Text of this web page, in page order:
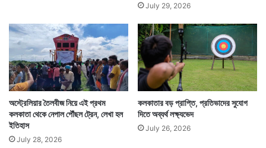
July 29, 2026
অস্ট্রেলিয়ার তৈলবীজ নিয়ে এই প্রথম
কলকাতা থেকে নেপাল পৌঁছল ট্রেন, লেখা হল
ইতিহাস
July 28, 2026
কলকাতার বড় প্রাপ্তি, প্রতিভাদের সুযোগ
দিতে অব্যর্থ লক্ষ্যভেদ
July 26, 2026